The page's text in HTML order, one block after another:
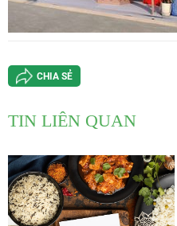
CHIA SẺ
TIN LIÊN QUAN